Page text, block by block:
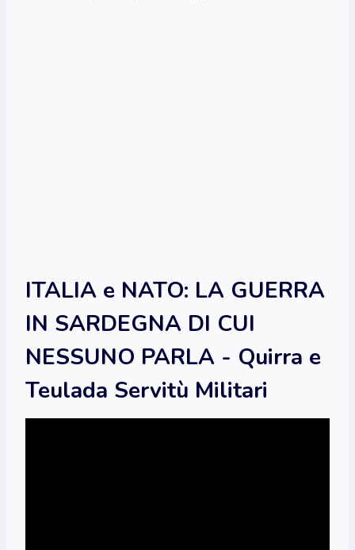
ITALIA e NATO: LA GUERRA
IN SARDEGNA DI CUI
NESSUNO PARLA - Quirra e
Teulada Servitù Militari